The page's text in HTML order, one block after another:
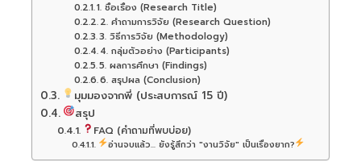
1. ชื่อเรื่อง (Research Title)
2. คำถามการวิจัย (Research Question)
3. วิธีการวิจัย (Methodology)
4. กลุ่มตัวอย่าง (Participants)
5. ผลการศึกษา (Findings)
6. สรุปผล (Conclusion)
มุมมองจากพี่ (ประสบการณ์ 15 ปี)
สรุป
FAQ (คำถามที่พบบ่อย)
อ่านจบแล้ว... ยังรู้สึกว่า "งานวิจัย" เป็นเรื่องยาก?